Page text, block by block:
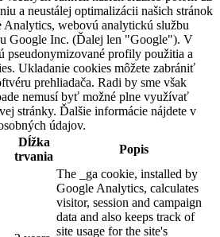
a neustálej optimalizácii našich stránok
Analytics, webovú analytickú službu
Google Inc. (Ďalej len "Google"). V
pseudonymizované profily použitia a
Ukladanie cookies môžete zabrániť
prehliadača. Radi by sme však
nemusí byť možné plne využívať
stránky. Ďalšie informácie nájdete v
údajov.
Dĺžka
trvania
Popis
The _ga cookie, installed by
Google Analytics, calculates
visitor, session and campaign
data and also keeps track of
site usage for the site's